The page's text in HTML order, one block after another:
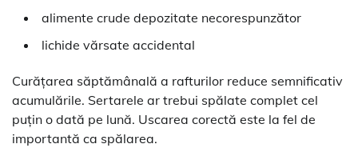
alimente crude depozitate necorespunzător
lichide vărsate accidental
Curățarea săptămânală a rafturilor reduce semnificativ
acumulările. Sertarele ar trebui spălate complet cel
puțin o dată pe lună. Uscarea corectă este la fel de
importantă ca spălarea.